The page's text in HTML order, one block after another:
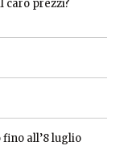
caro prezzi?
all’8 luglio